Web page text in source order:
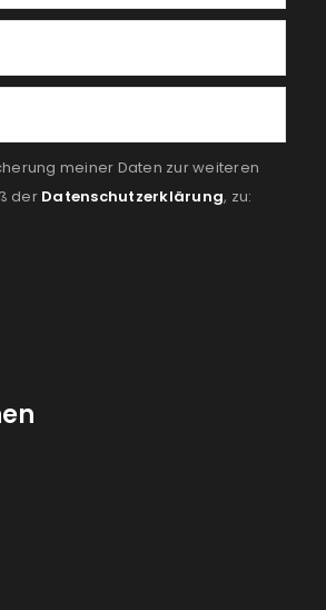
meiner Daten zur weiteren
der Datenschutzerklärung, zu: